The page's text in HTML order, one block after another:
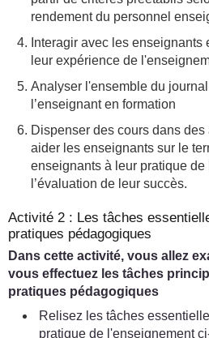
rendement du personnel
Interagir avec les
leur expérience de
Analyser l'ensemble du
l’enseignant en formation
Dispenser des cours dans
aider les enseignants sur le
enseignants à leur pratique
l’évaluation de leur succès.
Activité 2 : Les tâches
pratiques pédagogiques
Dans cette activité, vous allez
vous effectuez les tâches
pratiques pédagogiques
Relisez les tâches
pratique de l'enseignement